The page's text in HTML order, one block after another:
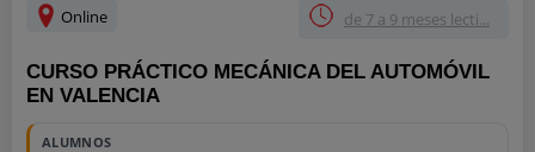
Online de 7 a 9 meses lecti...
CURSO PRÁCTICO MECÁNICA DEL AUTOMÓVIL
EN VALENCIA
ALUMNOS